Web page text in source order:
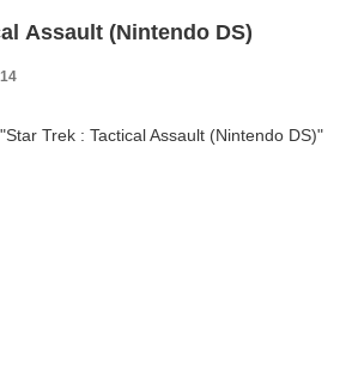
Assault (Nintendo DS)